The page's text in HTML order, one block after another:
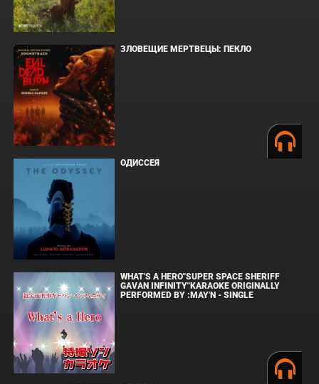
ЗЛОВЕЩИЕ МЕРТВЕЦЫ: ПЕКЛО
ОДИССЕЯ
WHAT'S A HERO"SUPER SPACE SHERIFF
GAVAN INFINITY"KARAOKE ORIGINALLY
PERFORMED BY :MAY'N - SINGLE